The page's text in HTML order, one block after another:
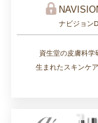
ナビジョン
資生堂の皮膚科学
生まれたスキンケ